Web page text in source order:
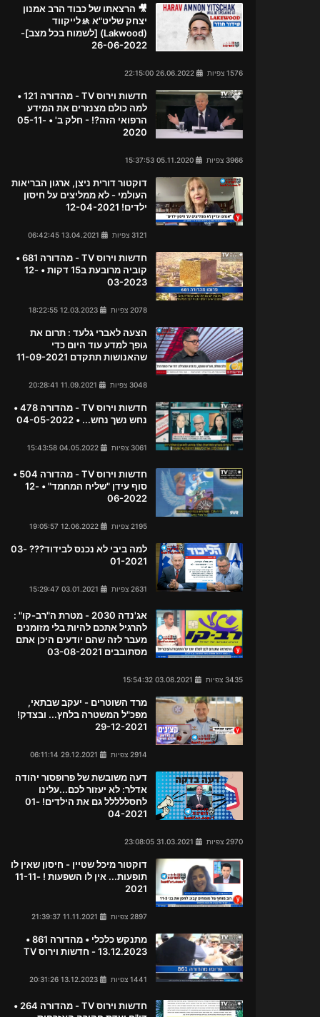
🎥 הרצאתו של כבוד הרב אמנון
יצחק שליט"א 🚸לייקווד
(Lakwood) [לשמוח בכל מצב]-
26-06-2022
1576 צפיות
חדשות וירוס TV - מהדורה 121 •
למה כולם מצנזרים את המידע
הרפואי הזה?! - חלק ב' • 05-11-
2020
3966 צפיות
דוקטור דורית ניצן, ארגון הבריאות
העולמי - לא ממליצים על חיסון
ילדים! 12-04-2021
3121 צפיות
חדשות וירוס TV - מהדורה 681 •
קוביה מרובעת ב15 דקות • 12-
03-2023
2078 צפיות
הצעה לאברי גלעד : תרום את
גופך למדע עוד היום כדי
שהאנושות תתקדם 11-09-2021
3048 צפיות
חדשות וירוס TV - מהדורה 478 •
נחש נשך נחש... • 04-05-2022
3061 צפיות
חדשות וירוס TV - מהדורה 504 •
סוף עידן "שליח המחמד" • 12-
06-2022
2195 צפיות
למה ביבי לא נכנס לבידוד??? 03-
01-2021
2631 צפיות
אג'נדה 2030 - מטרת ה"רב-קו" :
להרגיל אתכם להיות בלי מזומנים
מעבר לזה שהם יודעים היכן אתם
מסתובבים 03-08-2021
3435 צפיות
מרד השוטרים - יעקב שבתאי,
מפכ"ל המשטרה בלחץ... ובצדק!
29-12-2021
2914 צפיות
דעה משובשת של פרופסור יהודה
אדלר: לא יעזור לכם...עלינו
לחסללללל גם את הילדים! 01-
04-2021
2970 צפיות
דוקטור מיכל שטיין - חיסון שאין לו
תופעות... אין לו השפעות ! 11-11-
2021
2897 צפיות
מתנקש כלכלי • מהדורה 861 •
13.12.2023 - חדשות וירוס TV
1441 צפיות
חדשות וירוס TV - מהדורה 264 •